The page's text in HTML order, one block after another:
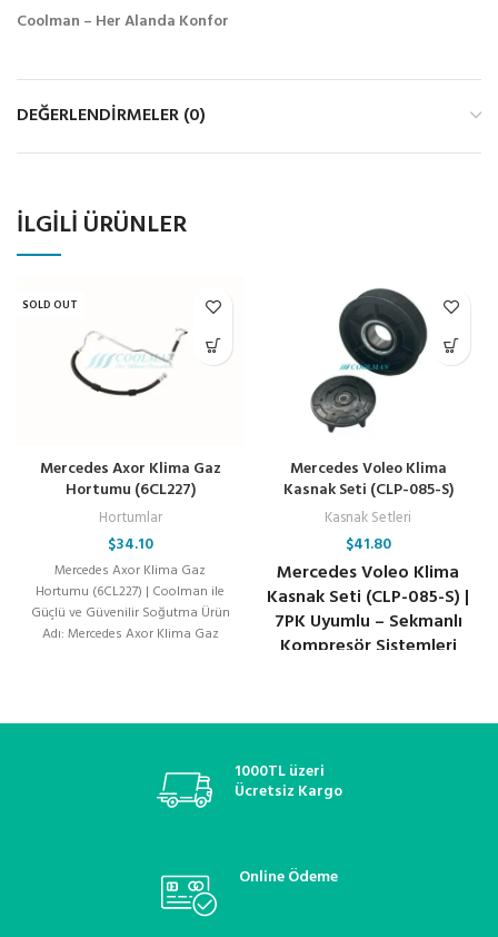
Coolman – Her Alanda Konfor
DEĞERLENDIRMELER (0)
İLGILI ÜRÜNLER
SOLD OUT
Mercedes Axor Klima Gaz
Hortumu (6CL227)
Hortumlar
$34.10
Mercedes Axor Klima Gaz
Hortumu (6CL227) | Coolman ile
Güçlü ve Güvenilir Soğutma Ürün
Adı: Mercedes Axor Klima Gaz
Mercedes Voleo Klima
Kasnak Seti (CLP-085-S)
Kasnak Setleri
$41.80
Mercedes Voleo Klima
Kasnak Seti (CLP-085-S) |
7PK Uyumlu – Sekmanlı
Kompresör Sistemleri
1000TL üzeri
Ücretsiz Kargo
Online Ödeme